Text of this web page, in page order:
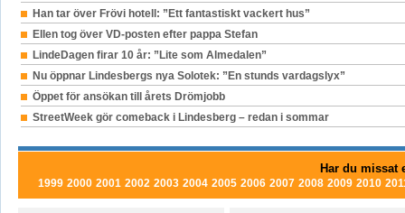
Han tar över Frövi hotell: ”Ett fantastiskt vackert hus”
Ellen tog över VD-posten efter pappa Stefan
LindeDagen firar 10 år: ”Lite som Almedalen”
Nu öppnar Lindesbergs nya Solotek: ”En stunds vardagslyx”
Öppet för ansökan till årets Drömjobb
StreetWeek gör comeback i Lindesberg – redan i sommar
Har du missat
1999 2000 2001 2002 2003 2004 2005 2006 2007 2008 2009 2010